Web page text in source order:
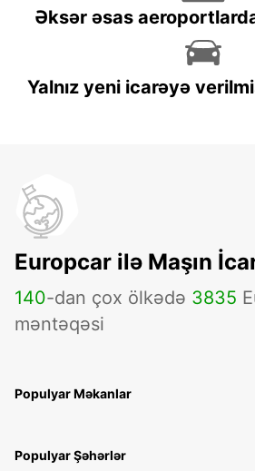
Əksər əsas
Yalnız yeni icarəyə
Europcar ilə Maşın
140-dan çox ölkədə 3835
məntəqəsi
Populyar Məkanlar
Populyar Şəhərlər